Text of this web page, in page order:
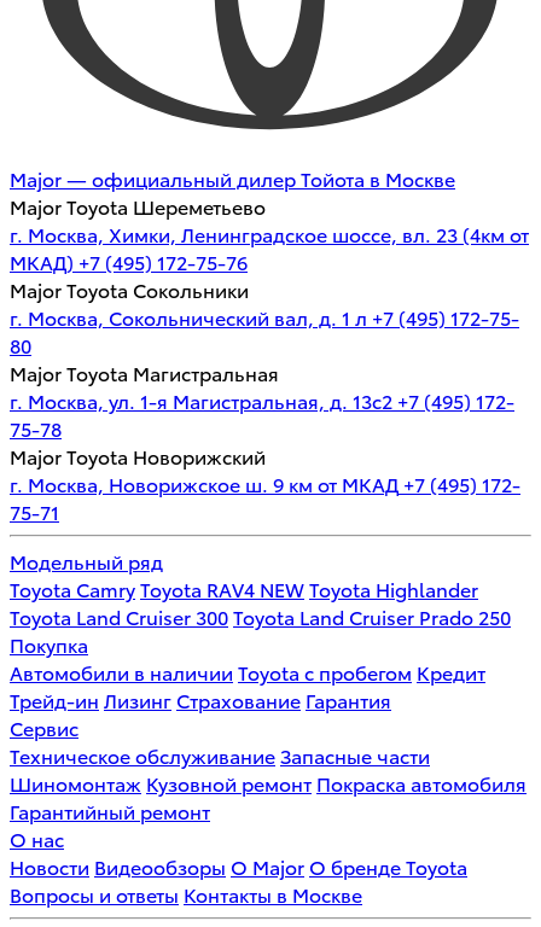
Major — официальный дилер Тойота в Москве
Major Toyota Шереметьево
г. Москва, Химки, Ленинградское шоссе, вл. 23 (4км от
МКАД) +7 (495) 172-75-76
Major Toyota Сокольники
г. Москва, Сокольнический вал, д. 1 л +7 (495) 172-75-
80
Major Toyota Магистральная
г. Москва, ул. 1-я Магистральная, д. 13с2 +7 (495) 172-
75-78
Major Toyota Новорижский
г. Москва, Новорижское ш. 9 км от МКАД +7 (495) 172-
75-71
Модельный ряд
Toyota CamryToyota RAV4 NEWToyota Highlander
Toyota Land Cruiser 300Toyota Land Cruiser Prado 250
Покупка
Автомобили в наличии Toyota с пробегом Кредит
Трейд-ин Лизинг Страхование Гарантия
Сервис
Техническое обслуживаниеЗапасные части
Шиномонтаж Кузовной ремонт Покраска автомобиля
Гарантийный ремонт
О нас
Новости Видеообзоры О Major О бренде Toyota
Вопросы и ответы Контакты в Москве